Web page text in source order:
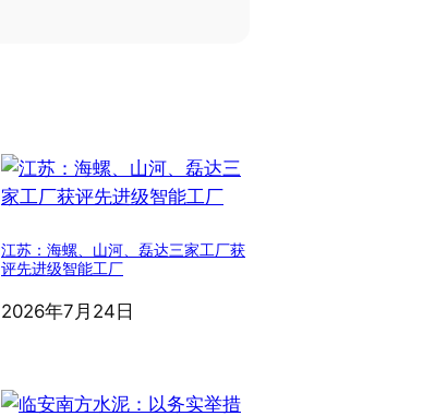
江苏：海螺、山河、磊达三家工厂获
评先进级智能工厂
2026年7月24日